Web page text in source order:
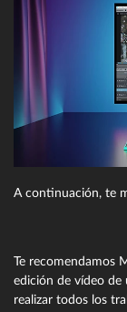
A continuación, te
Te recomendamos
edición de vídeo de
realizar todos los